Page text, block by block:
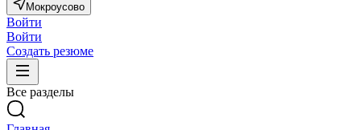
Мокроусово
Войти
Войти
Создать резюме
Все разделы